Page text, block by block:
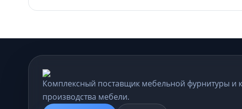
Комплексный поставщик мебельной фурнитуры и
производства мебели.